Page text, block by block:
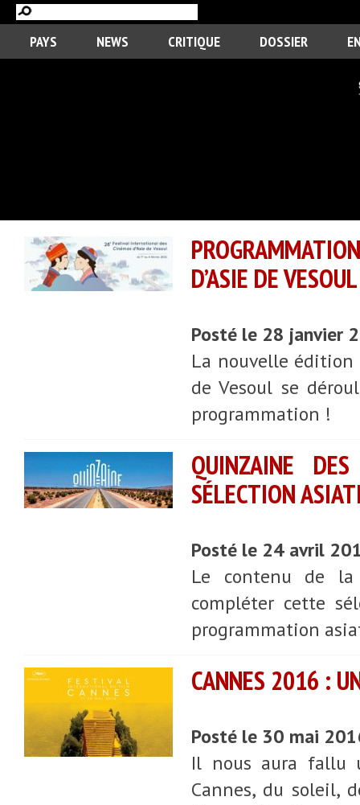
PAYS NEWS CRITIQUE DOSSIER
D’ASIE DE
Posté le 28 janvier
La nouvelle édition
de Vesoul se
programmation !
QUINZAINE
SÉLECTION
Posté le 24 avril
Le contenu de
compléter cette
programmation
CANNES 2016 :
Posté le 30 mai
Il nous aura fallu
Cannes, du soleil,